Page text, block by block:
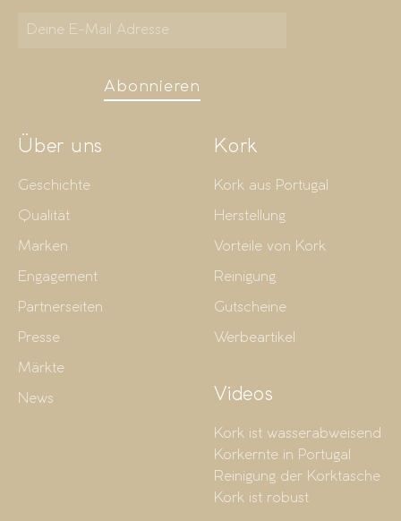
Abonnieren
Über uns
Geschichte
Qualität
Marken
Engagement
Partnerseiten
Presse
Märkte
News
Kork
Kork aus Portugal
Herstellung
Vorteile von Kork
Reinigung
Gutscheine
Werbeartikel
Videos
Kork ist wasserabweisend
Korkernte in Portugal
Reinigung der Korktasche
Kork ist robust